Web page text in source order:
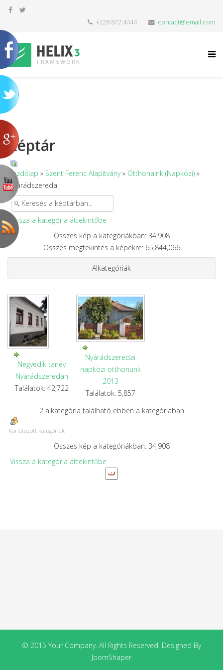
+228 872 4444 contact@email.com
Képtár
Kezdőlap » Szent Ferenc Alapítvány» Otthonaink (Napközi) »
Nyárádszereda
Vissza a kategória áttekintőbe
Összes kép a kategóriákban: 34,908
Összes megtekintés a képekre: 65,844,066
Alkategóriák
Negyedik tanév
Nyárádszeredán
Találatok: 42,722
Nyárádszeredai
napközi otthonunk
2013
Találatok: 5,857
2 alkategória található ebben a kategóriában
Korlátozott kategóriák
Összes kép a kategóriákban: 34,908
Vissza a kategória áttekintőbe
© 2015 Your Company. All Rights Reserved. Designed By
JoomShaper